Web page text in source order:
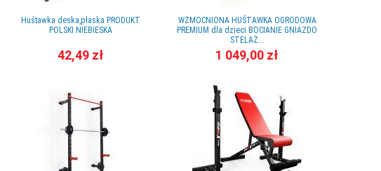
Huśtawka deska,płaska PRODUKT
POLSKI NIEBIESKA
42,49 zł
WZMOCNIONA HUŚTAWKA OGRODOWA
PREMIUM dla dzieci BOCIANIE GNIAZDO
STELAŻ...
1 049,00 zł